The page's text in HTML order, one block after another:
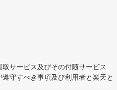
サービス及びその付随サービス
守すべき事項及び利用者と楽天と